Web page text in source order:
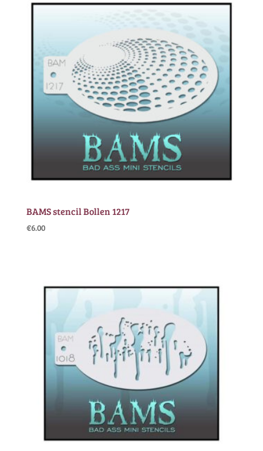
BAMS stencil Bollen 1217
€6.00